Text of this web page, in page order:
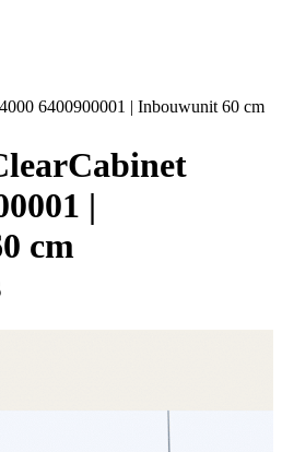
6400900001 | Inbouwunit 60 cm
|
cm